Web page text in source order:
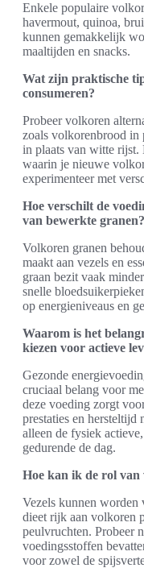
Enkele populaire
havermout, quinoa,
kunnen gemakkelijk
maaltijden en snacks.
Wat zijn praktische
consumeren?
Probeer volkoren
zoals volkorenbrood in
in plaats van witte
waarin je nieuwe
experimenteer met
Hoe verschilt de
van bewerkte granen?
Volkoren granen
maakt aan vezels en
graan bezit vaak
snelle
op energieniveaus en
Waarom is het
kiezen voor actieve
Gezonde
cruciaal belang voor
deze voeding zorgt
prestaties en hersteltijd
alleen de fysiek
gedurende de dag.
Hoe kan ik de rol van
Vezels kunnen worden
dieet rijk aan volkoren
peulvruchten. Probeer
voedingsstoffen
voor zowel de